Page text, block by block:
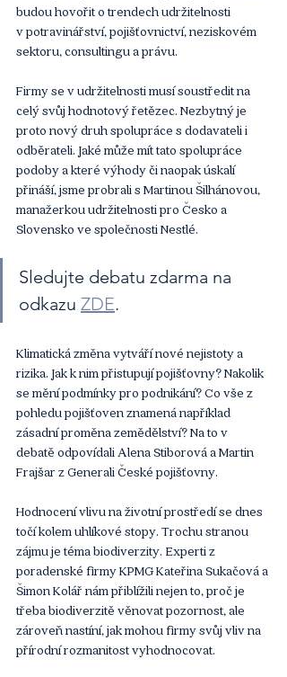
budou hovořit o trendech udržitelnosti
v potravinářství, pojišťovnictví, neziskovém
sektoru, consultingu a právu.
Firmy se v udržitelnosti musí soustředit na
celý svůj hodnotový řetězec. Nezbytný je
proto nový druh spolupráce s dodavateli i
odběrateli. Jaké může mít tato spolupráce
podoby a které výhody či naopak úskalí
přináší, jsme probrali s Martinou Šilhánovou,
manažerkou udržitelnosti pro Česko a
Slovensko ve společnosti Nestlé.
Sledujte debatu zdarma na
odkazu ZDE.
Klimatická změna vytváří nové nejistoty a
rizika. Jak k nim přistupují pojišťovny? Nakolik
se mění podmínky pro podnikání? Co vše z
pohledu pojišťoven znamená například
zásadní proměna zemědělství? Na to v
debatě odpovídali Alena Stiborová a Martin
Frajšar z Generali České pojišťovny.
Hodnocení vlivu na životní prostředí se dnes
točí kolem uhlíkové stopy. Trochu stranou
zájmu je téma biodiverzity. Experti z
poradenské firmy KPMG Kateřina Sukačová a
Šimon Kolář nám přiblížili nejen to, proč je
třeba biodiverzitě věnovat pozornost, ale
zároveň nastíní, jak mohou firmy svůj vliv na
přírodní rozmanitost vyhodnocovat.